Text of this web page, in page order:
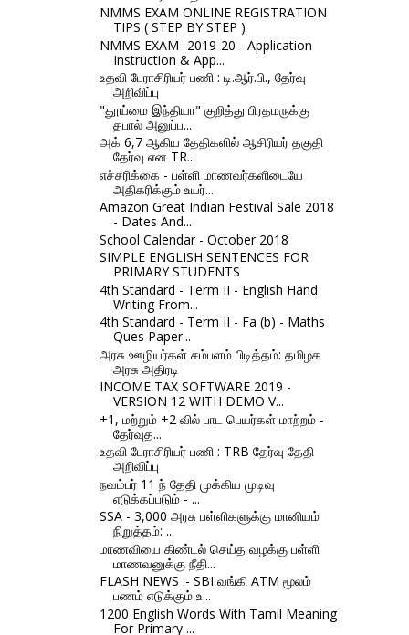
NMMS EXAM ONLINE REGISTRATION
TIPS ( STEP BY STEP )
NMMS EXAM -2019-20 - Application
Instruction & App...
உதவி பேராசிரியர் பணி : டி.ஆர்.பி., தேர்வு
அறிவிப்பு
"தூய்மை இந்தியா" குறித்து பிரதமருக்கு
தபால் அனுப்ப...
அக் 6,7 ஆகிய தேதிகளில் ஆசிரியர் தகுதி
தேர்வு என TR...
எச்சரிக்கை - பள்ளி மாணவர்களிடையே
அதிகரிக்கும் உயர்...
Amazon Great Indian Festival Sale 2018
- Dates And...
School Calendar - October 2018
SIMPLE ENGLISH SENTENCES FOR
PRIMARY STUDENTS
4th Standard - Term II - English Hand
Writing From...
4th Standard - Term II - Fa (b) - Maths
Ques Paper...
அரசு ஊழியர்கள் சம்பளம் பிடித்தம்: தமிழக
அரசு அதிரடி
INCOME TAX SOFTWARE 2019 -
VERSION 12 WITH DEMO V...
+1, மற்றும் +2 வில் பாட பெயர்கள் மாற்றம் -
தேர்வுத...
உதவி பேராசிரியர் பணி : TRB தேர்வு தேதி
அறிவிப்பு
நவம்பர் 11 ந் தேதி முக்கிய முடிவு
எடுக்கப்படும் - ...
SSA - 3,000 அரசு பள்ளிகளுக்கு மானியம்
நிறுத்தம்: ...
மாணவியை கிண்டல் செய்த வழக்கு பள்ளி
மாணவனுக்கு நீதி...
FLASH NEWS :- SBI வங்கி ATM மூலம்
பணம் எடுக்கும் உ...
1200 English Words With Tamil Meaning
For Primary ...